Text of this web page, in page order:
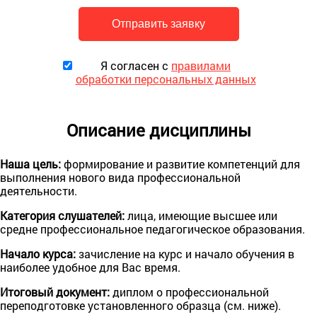
Я согласен с правилами
обработки персональных данных
Описание дисциплины
Наша цель:формирование и развитие компетенций для
выполнения нового вида профессиональной
деятельности.
Категория слушателей:лица, имеющие высшее или
средне профессиональное педагогическое образования.
Начало курса:зачисление на курс и начало обучения в
наиболее удобное для Вас время.
Итогoвый документ:диплом o профессиональной
переподготовке установленного образца (см. ниже).